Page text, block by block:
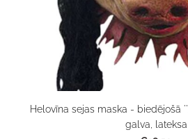
Helovīna sejas maska - biedējošā
galva, lateksa